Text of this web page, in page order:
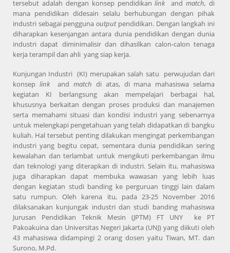
tersebut adalah dengan konsep pendidikanlink andmatch,di
mana pendidikan didesain selalu berhubungan dengan pihak
industri sebagai penggunaoutput pendidikan. Dengan langkah ini
diharapkan kesenjangan antara dunia pendidikan dengan dunia
industri dapat diminimalisir dan dihasilkan calon-calon tenaga
kerja terampil dan ahli yang siap kerja.
Kunjungan Industri (KI) merupakan salah satu perwujudan dari
konsep link andmatch di atas, di mana mahasiswa selama
kegiatan KI berlangsung akan mempelajari berbagai hal,
khususnya berkaitan dengan proses produksi dan manajemen
serta memahami situasi dan kondisi industri yang sebenarnya
untuk melengkapi pengetahuan yang telah didapatkan di bangku
kuliah. Hal tersebut penting dilakukan mengingat perkembangan
industri yang begitu cepat, sementara dunia pendidikan sering
kewalahan dan terlambat untuk mengikuti perkembangan ilmu
dan teknologi yang diterapkan di industri. Selain itu, mahasiswa
juga diharapkan dapat membuka wawasan yang lebih luas
dengan kegiatan studi banding ke perguruan tinggi lain dalam
satu rumpun. Oleh karena itu, pada 23-25 November 2016
dilaksanakan kunjungak industri dan studi banding mahasiswa
Jurusan Pendidikan Teknik Mesin (JPTM) FT UNY ke PT
Pakoakuina dan Universitas Negeri Jakarta (UNJ) yang diikuti oleh
43 mahasiswa didampingi 2 orang dosen yaitu Tiwan, MT. dan
Surono, M.Pd.